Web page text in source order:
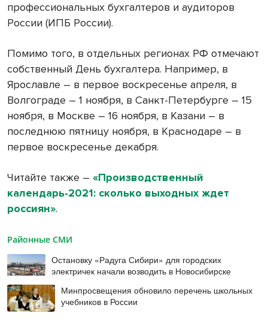
профессиональных бухгалтеров и аудиторов
России (ИПБ России).
Помимо того, в отдельных регионах РФ отмечают
собственный День бухгалтера. Например, в
Ярославле – в первое воскресенье апреля, в
Волгограде – 1 ноября, в Санкт-Петербурге – 15
ноября, в Москве – 16 ноября, в Казани – в
последнюю пятницу ноября, в Краснодаре – в
первое воскресенье декабря.
Читайте также – «Производственный
календарь-2021: сколько выходных ждет
россиян».
Районные СМИ
Остановку «Радуга Сибири» для городских
электричек начали возводить в Новосибирске
Минпросвещения обновило перечень школьных
учебников в России